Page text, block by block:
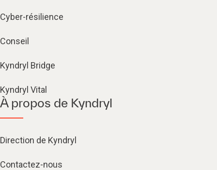
Cyber-résilience
Conseil
Kyndryl Bridge
Kyndryl Vital
À propos de Kyndryl
Direction de Kyndryl
Contactez-nous